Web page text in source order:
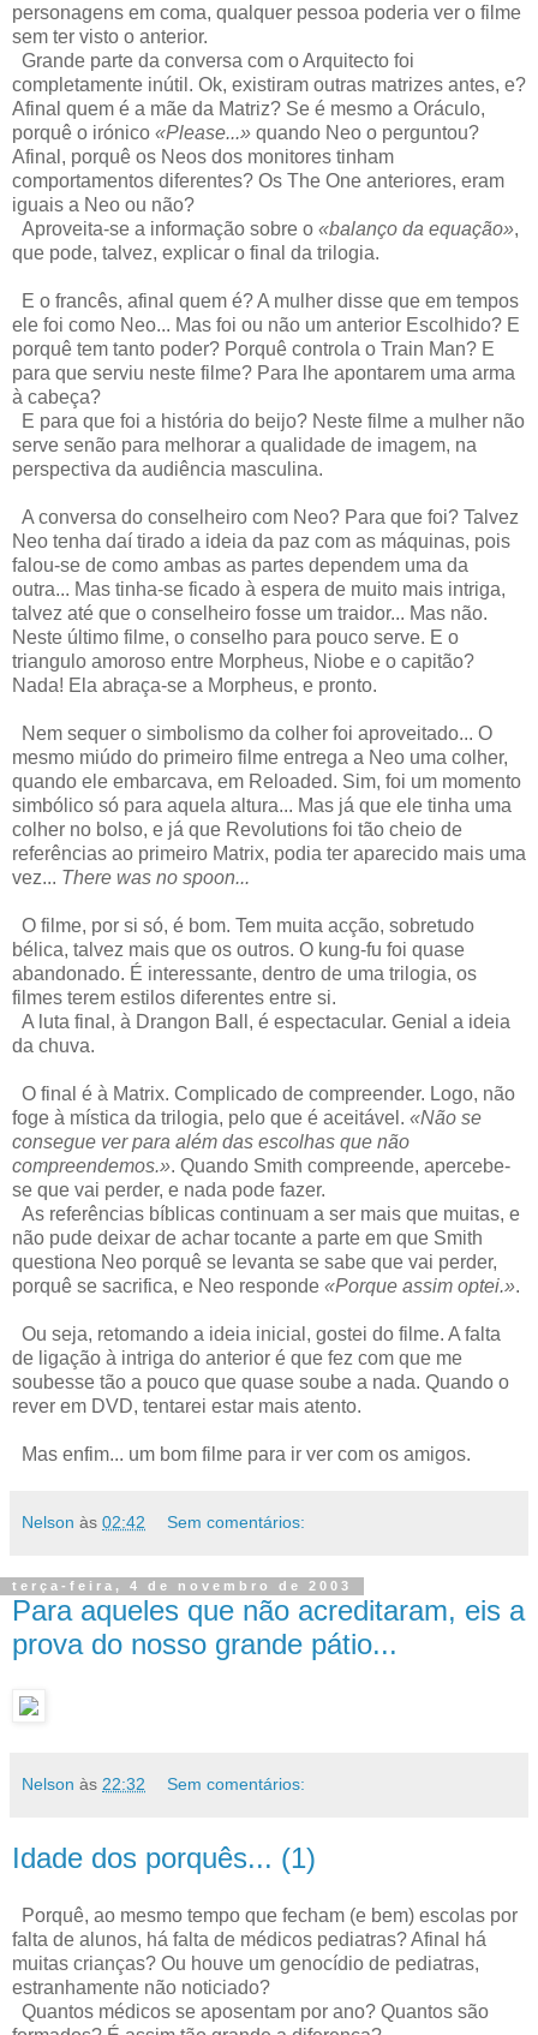
personagens em coma, qualquer pessoa poderia ver o filme
sem ter visto o anterior.
Grande parte da conversa com o Arquitecto foi
completamente inútil. Ok, existiram outras matrizes antes, e?
Afinal quem é a mãe da Matriz? Se é mesmo a Oráculo,
porquê o irónico «Please...» quando Neo o perguntou?
Afinal, porquê os Neos dos monitores tinham
comportamentos diferentes? Os The One anteriores, eram
iguais a Neo ou não?
Aproveita-se a informação sobre o «balanço da equação»,
que pode, talvez, explicar o final da trilogia.
E o francês, afinal quem é? A mulher disse que em tempos
ele foi como Neo... Mas foi ou não um anterior Escolhido? E
porquê tem tanto poder? Porquê controla o Train Man? E
para que serviu neste filme? Para lhe apontarem uma arma
à cabeça?
E para que foi a história do beijo? Neste filme a mulher não
serve senão para melhorar a qualidade de imagem, na
perspectiva da audiência masculina.
A conversa do conselheiro com Neo? Para que foi? Talvez
Neo tenha daí tirado a ideia da paz com as máquinas, pois
falou-se de como ambas as partes dependem uma da
outra... Mas tinha-se ficado à espera de muito mais intriga,
talvez até que o conselheiro fosse um traidor... Mas não.
Neste último filme, o conselho para pouco serve. E o
triangulo amoroso entre Morpheus, Niobe e o capitão?
Nada! Ela abraça-se a Morpheus, e pronto.
Nem sequer o simbolismo da colher foi aproveitado... O
mesmo miúdo do primeiro filme entrega a Neo uma colher,
quando ele embarcava, em Reloaded. Sim, foi um momento
simbólico só para aquela altura... Mas já que ele tinha uma
colher no bolso, e já que Revolutions foi tão cheio de
referências ao primeiro Matrix, podia ter aparecido mais uma
vez... There was no spoon...
O filme, por si só, é bom. Tem muita acção, sobretudo
bélica, talvez mais que os outros. O kung-fu foi quase
abandonado. É interessante, dentro de uma trilogia, os
filmes terem estilos diferentes entre si.
A luta final, à Drangon Ball, é espectacular. Genial a ideia
da chuva.
O final é à Matrix. Complicado de compreender. Logo, não
foge à mística da trilogia, pelo que é aceitável. «Não se
consegue ver para além das escolhas que não
compreendemos.». Quando Smith compreende, apercebe-
se que vai perder, e nada pode fazer.
As referências bíblicas continuam a ser mais que muitas, e
não pude deixar de achar tocante a parte em que Smith
questiona Neo porquê se levanta se sabe que vai perder,
porquê se sacrifica, e Neo responde «Porque assim optei.».
Ou seja, retomando a ideia inicial, gostei do filme. A falta
de ligação à intriga do anterior é que fez com que me
soubesse tão a pouco que quase soube a nada. Quando o
rever em DVD, tentarei estar mais atento.
Mas enfim... um bom filme para ir ver com os amigos.
Nelson às 02:42 Sem comentários:
terça-feira, 4 de novembro de 2003
Para aqueles que não acreditaram, eis a
prova do nosso grande pátio...
Nelson às 22:32 Sem comentários:
Idade dos porquês... (1)
Porquê, ao mesmo tempo que fecham (e bem) escolas por
falta de alunos, há falta de médicos pediatras? Afinal há
muitas crianças? Ou houve um genocídio de pediatras,
estranhamente não noticiado?
Quantos médicos se aposentam por ano? Quantos são